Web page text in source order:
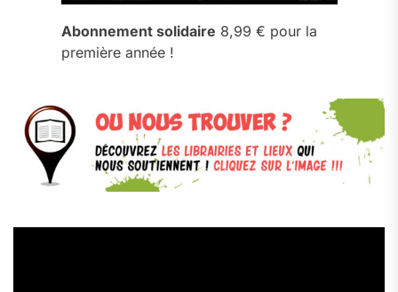
Abonnement solidaire 8,99 € pour la
première année !